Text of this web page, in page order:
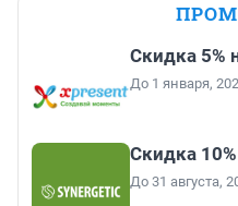
Скидка 5%
До 1 января,
Скидка
До 31 августа,